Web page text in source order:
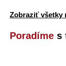
Zobraziť všetky
Poradíme s